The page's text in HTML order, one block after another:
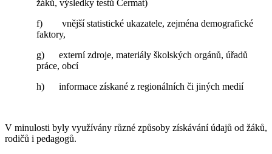
žáků, výsledky testů Cermat)
f) vnější statistické ukazatele, zejména demografické
faktory,
g) externí zdroje, materiály školských orgánů, úřadů
práce, obcí
h) informace získané z regionálních či jiných medií
V minulosti byly využívány různé způsoby získávání údajů od žáků,
rodičů i pedagogů.